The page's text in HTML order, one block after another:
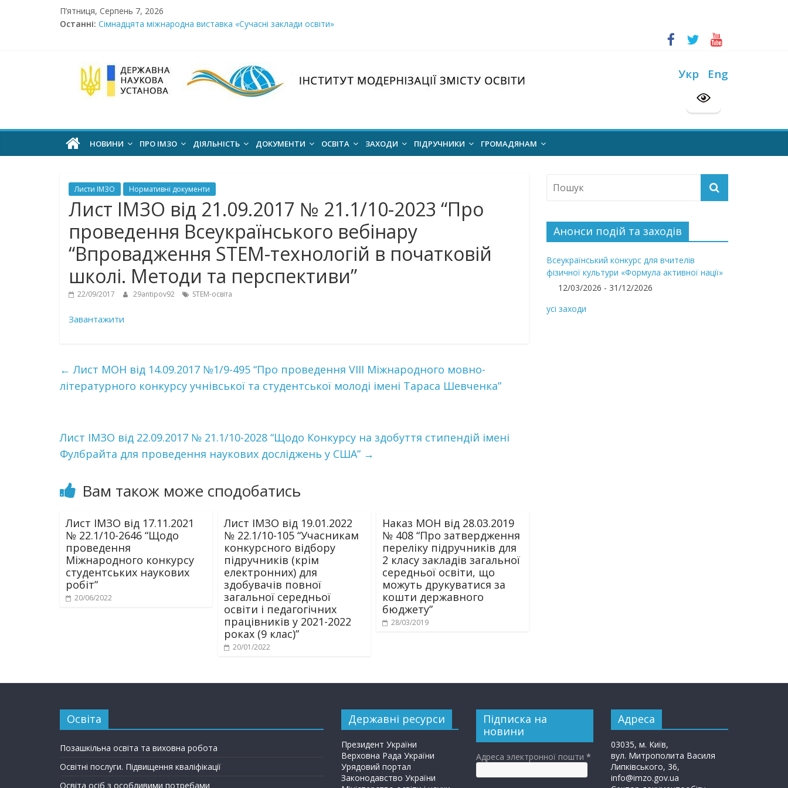
П’ятниця, Серпень 7, 2026
Останні: Сімнадцята міжнародна виставка «Сучасні заклади освіти»
МОН пропонує до громадського обговорення проєкт наказу “Про затвердження Положення про Всеукраїнський конкурс “Шкільна бібліотека”
Розпочато прийом документів на конкурс для здобуття академічних стипендій імені Героїв Небесної Сотні на 2026/2027 н. р.
Інститут
модернізації
змісту
освіти
офіційний
веб-
сайт
Укр Eng
НОВИНИ ПРО ІМЗО ДІЯЛЬНІСТЬ ДОКУМЕНТИ ОСВІТА ЗАХОДИ ПІДРУЧНИКИ ГРОМАДЯНАМ
Листи ІМЗО Нормативні документи
Лист ІМЗО від 21.09.2017 № 21.1/10-2023 “Про
проведення Всеукраїнського вебінару
“Впровадження STEM-технологій в початковій
школі. Методи та перспективи”
22/09/2017 29antipov92 STEM-освіта
Завантажити
← Лист МОН від 14.09.2017 №1/9-495 “Про проведення VІIІ Міжнародного мовно-
літературного конкурсу учнівської та студентської молоді імені Тараса Шевченка”
Лист ІМЗО від 22.09.2017 № 21.1/10-2028 “Щодо Конкурсу на здобуття стипендій імені
Фулбрайта для проведення наукових досліджень у США” →
Вам також може сподобатись
Лист ІМЗО від 17.11.2021
№ 22.1/10-2646 “Щодо
проведення
Міжнародного конкурсу
студентських наукових
робіт”
20/06/2022
Лист ІМЗО від 19.01.2022
№ 22.1/10-105 “Учасникам
конкурсного відбору
підручників (крім
електронних) для
здобувачів повної
загальної середньої
освіти і педагогічних
працівників у 2021-2022
роках (9 клас)”
20/01/2022
Наказ МОН від 28.03.2019
№ 408 “Про затвердження
переліку підручників для
2 класу закладів загальної
середньої освіти, що
можуть друкуватися за
кошти державного
бюджету”
28/03/2019
Анонси подій та заходів
Всеукраїнський конкурс для вчителів
фізичної культури «Формула активної нації»
12/03/2026 - 31/12/2026
усі заходи
Освіта
Позашкільна освіта та виховна робота
Освітні послуги. Підвищення кваліфікації
Освіта осіб з особливими потребами
Державні ресурси
Президент України
Верховна Рада України
Урядовий портал
Законодавство України
Підписка на
новини
Адреса электронної пошти *
Адреса
03035, м. Київ,
вул. Митрополита Василя
Липківського, 36,
info@imzo.gov.ua